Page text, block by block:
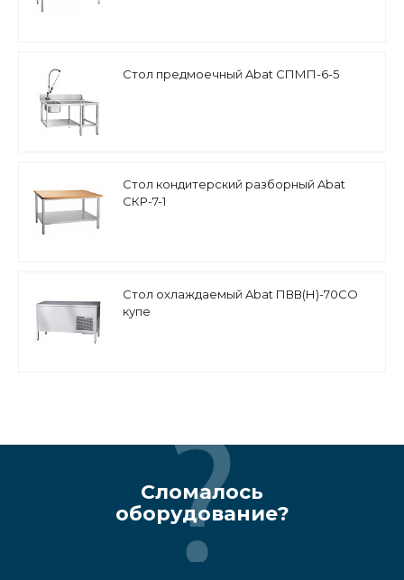
Стол предмоечный Abat СПМП-6-5
Стол кондитерский разборный Abat
СКР-7-1
Стол охлаждаемый Abat ПВВ(Н)-70СО
купе
Сломалось
оборудование?